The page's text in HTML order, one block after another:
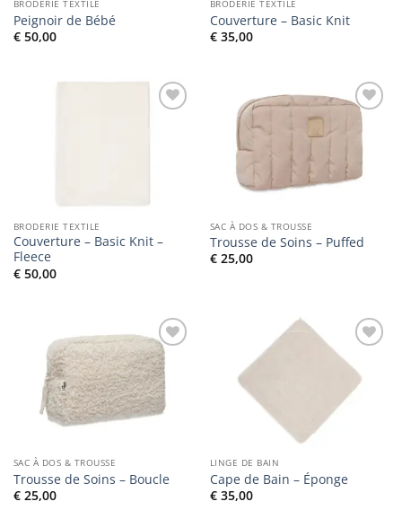
BRODERIE TEXTILE
Peignoir de Bébé
€50,00
BRODERIE TEXTILE
Couverture – Basic Knit
€35,00
BRODERIE TEXTILE
Couverture – Basic Knit –
Fleece
€50,00
Ajouter
à la liste
de
souhaits
SAC À DOS & TROUSSE
Trousse de Soins – Puffed
€25,00
Ajouter
à la liste
de
souhaits
SAC À DOS & TROUSSE
Trousse de Soins – Boucle
€25,00
Ajouter
à la liste
de
souhaits
LINGE DE BAIN
Cape de Bain – Éponge
€35,00